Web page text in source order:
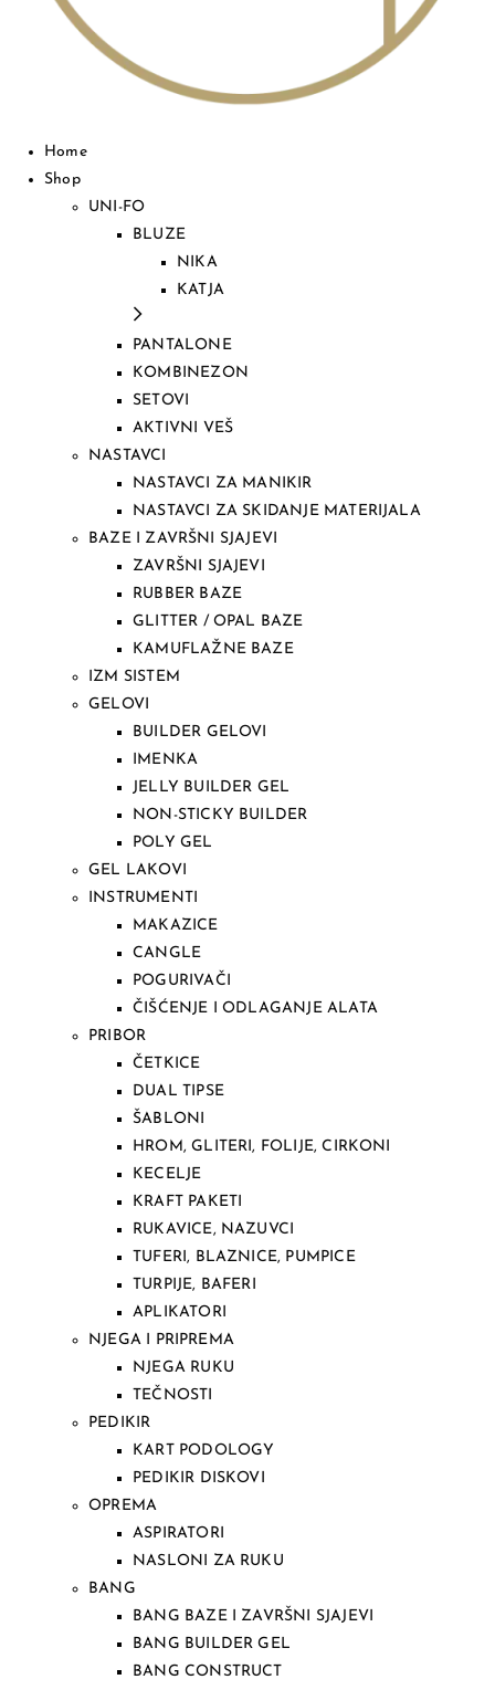
Home
Shop
UNI-FO
BLUZE
NIKA
KATJA
PANTALONE
KOMBINEZON
SETOVI
AKTIVNI VEŠ
NASTAVCI
NASTAVCI ZA MANIKIR
NASTAVCI ZA SKIDANJE MATERIJALA
BAZE I ZAVRŠNI SJAJEVI
ZAVRŠNI SJAJEVI
RUBBER BAZE
GLITTER / OPAL BAZE
KAMUFLAŽNE BAZE
IZM SISTEM
GELOVI
BUILDER GELOVI
IMENKA
JELLY BUILDER GEL
NON-STICKY BUILDER
POLY GEL
GEL LAKOVI
INSTRUMENTI
MAKAZICE
CANGLE
POGURIVAČI
ČIŠĆENJE I ODLAGANJE ALATA
PRIBOR
ČETKICE
DUAL TIPSE
ŠABLONI
HROM, GLITERI, FOLIJE, CIRKONI
KECELJE
KRAFT PAKETI
RUKAVICE, NAZUVCI
TUFERI, BLAZNICE, PUMPICE
TURPIJE, BAFERI
APLIKATORI
NJEGA I PRIPREMA
NJEGA RUKU
TEČNOSTI
PEDIKIR
KART PODOLOGY
PEDIKIR DISKOVI
OPREMA
ASPIRATORI
NASLONI ZA RUKU
BANG
BANG BAZE I ZAVRŠNI SJAJEVI
BANG BUILDER GEL
BANG CONSTRUCT